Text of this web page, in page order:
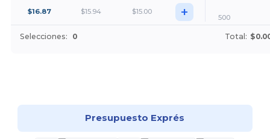
$16.87 $15.94 $15.00 + 500
Selecciones: 0 Total:
Presupuesto Exprés